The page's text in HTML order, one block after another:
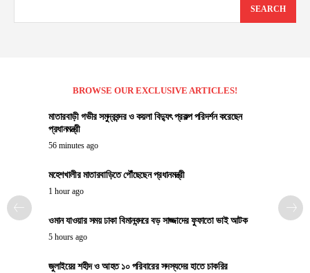
SEARCH
BROWSE OUR EXCLUSIVE ARTICLES!
মাতারবাড়ী গভীর সমুদ্রবন্দর ও কয়লা বিদ্যুৎ প্রকল্প পরিদর্শন করেছেন
প্রধানমন্ত্রী
56 minutes ago
মহেশখালীর মাতারবাড়িতে পৌঁছেছেন প্রধানমন্ত্রী
1 hour ago
ওমান যাওয়ার সময় ঢাকা বিমানবন্দরে বড় সাজ্জাদের ফুফাতো ভাই আটক
5 hours ago
জুলাইয়ের শহীদ ও আহত ১০ পরিবারের সদস্যদের হাতে চাকরির